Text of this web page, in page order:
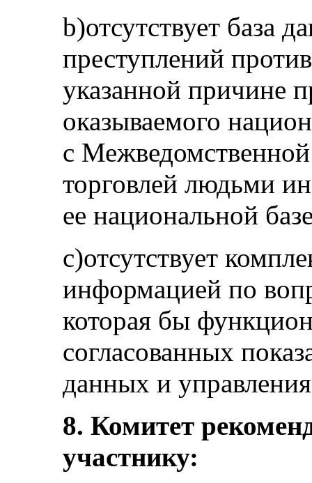
b)отсутствует база
преступлений
указанной причине
оказываемого
с
торговлей людьми
ее национальной
c)отсутствует
информацией по
которая бы
согласованных
данных и
8. Комитет
участнику: